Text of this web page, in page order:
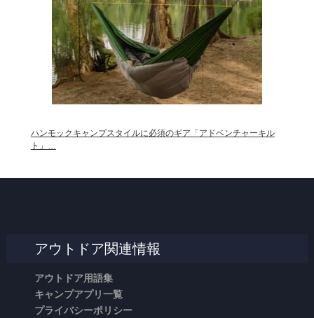
ハンモックキャンプスタイルに必須のギア「アドベンチャーキル
ト」…
アウトドア関連情報
アウトドア用語集
キャンプアプリ一覧
プライバシーポリシー